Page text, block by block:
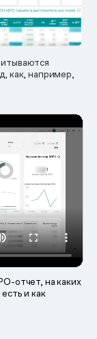
как, например,
отчет, на каких
и как